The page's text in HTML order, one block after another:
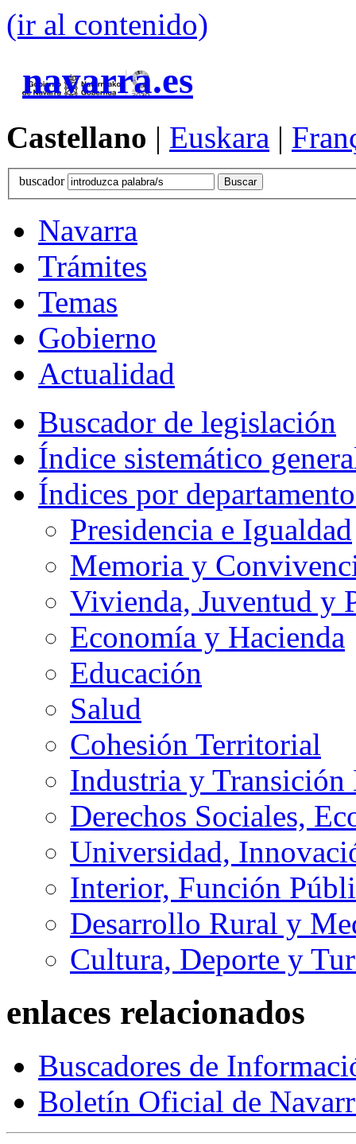
(ir al contenido)
navarra.es
Castellano | Euskara |
buscador
Navarra
Trámites
Temas
Gobierno
Actualidad
Buscador de legislación
Índice sistemático
Índices por
Presidencia e Igualdad
Memoria y
Vivienda, Juventud y
Economía y Hacienda
Educación
Salud
Cohesión Territorial
Industria y
Derechos Sociales,
Universidad,
Interior, Función
Desarrollo Rural y
Cultura, Deporte y
enlaces relacionados
Buscadores de
Boletín Oficial de